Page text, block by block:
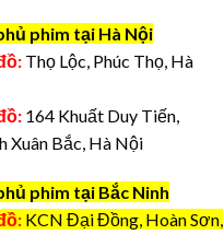
phim tại Hà Nội
Thọ Lộc, Phúc Thọ, Hà
164 Khuất Duy Tiến,
Xuân Bắc, Hà Nội
phim tại Bắc Ninh
KCN Đại Đồng, Hoàn Sơn,